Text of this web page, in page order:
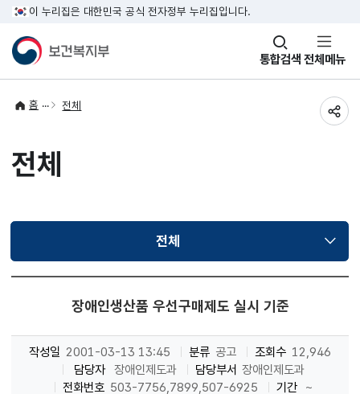
이 누리집은 대한민국 공식 전자정부 누리집입니다.
통합검색
창
열기 전체메뉴
홈 전체
전체
전체선택됨
장애인생산품 우선구매제도 실시 기준
작성일 2001-03-13 13:45 분류 공고 조회수 12,946
담당자 장애인제도과 담당부서 장애인제도과
전화번호 503-7756,7899,507-6925 기간 ~